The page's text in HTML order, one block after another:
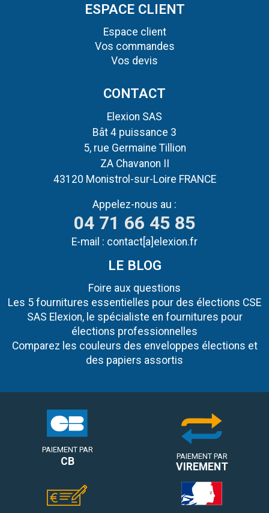
ESPACE CLIENT
Espace client
Vos commandes
Vos devis
CONTACT
Elexion SAS
Bât 4 puissance 3
5, rue Germaine Tillion
ZA Chavanon II
43120 Monistrol-sur-Loire FRANCE
Appelez-nous au :
04 71 66 45 85
E-mail : contact[a]elexion.fr
LE BLOG
Foire aux questions
Les 5 fournitures essentielles pour des élections CSE
SAS Elexion, le spécialiste en fournitures pour
élections professionnelles
Comparez les couleurs des enveloppes élections et
des papiers assortis
PAIEMENT PAR
CB PAIEMENT PAR
VIREMENT